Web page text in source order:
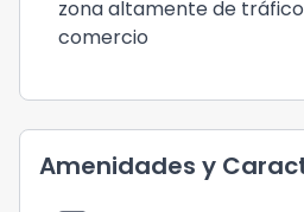
zona altamente de
comercio
Amenidades y